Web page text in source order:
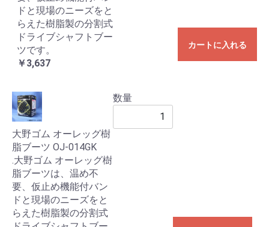
ドと現場のニーズをと
らえた樹脂製の分割式
ドライブシャフトブー
ツです。
￥3,637
カートに入れる
大野ゴム オーレッグ樹
脂ブーツ OJ-014GK
.大野ゴム オーレッグ樹
脂ブーツは、温め不
要、仮止め機能付バン
ドと現場のニーズをと
らえた樹脂製の分割式
数量